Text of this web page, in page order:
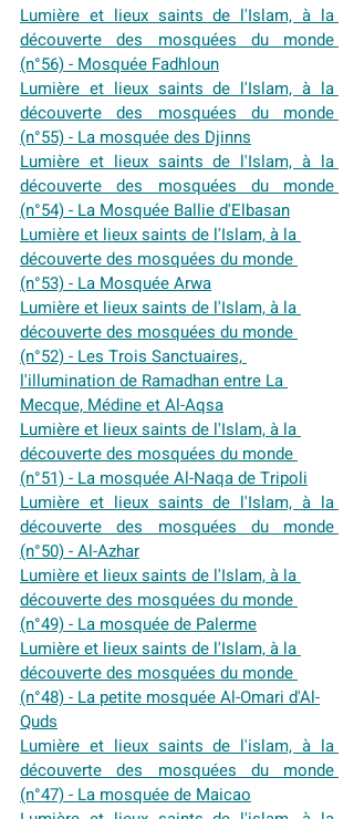
Lumière et lieux saints de l'Islam, à la
découverte des mosquées du monde
(n°56) - Mosquée Fadhloun
Lumière et lieux saints de l'Islam, à la
découverte des mosquées du monde
(n°55) - La mosquée des Djinns
Lumière et lieux saints de l'Islam, à la
découverte des mosquées du monde
(n°54) - La Mosquée Ballie d'Elbasan
Lumière et lieux saints de l'Islam, à la
découverte des mosquées du monde
(n°53) - La Mosquée Arwa
Lumière et lieux saints de l'Islam, à la
découverte des mosquées du monde
(n°52) - Les Trois Sanctuaires,
l'illumination de Ramadhan entre La
Mecque, Médine et Al-Aqsa
Lumière et lieux saints de l'Islam, à la
découverte des mosquées du monde
(n°51) - La mosquée Al-Naqa de Tripoli
Lumière et lieux saints de l'Islam, à la
découverte des mosquées du monde
(n°50) - Al-Azhar
Lumière et lieux saints de l'Islam, à la
découverte des mosquées du monde
(n°49) - La mosquée de Palerme
Lumière et lieux saints de l'Islam, à la
découverte des mosquées du monde
(n°48) - La petite mosquée Al-Omari d'Al-
Quds
Lumière et lieux saints de l'islam, à la
découverte des mosquées du monde
(n°47) - La mosquée de Maicao